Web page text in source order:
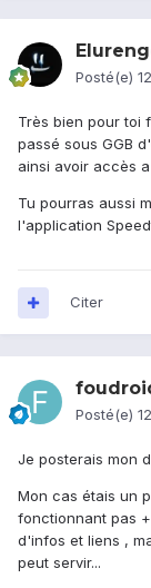
Posté(e)
Très bien pour toi
passé sous GGB
ainsi avoir accès
Tu pourras aussi
l'application
Citer
Posté(e)
Je posterais mon
Mon cas étais un
fonctionnant pas
d'infos et liens ,
peut servir...